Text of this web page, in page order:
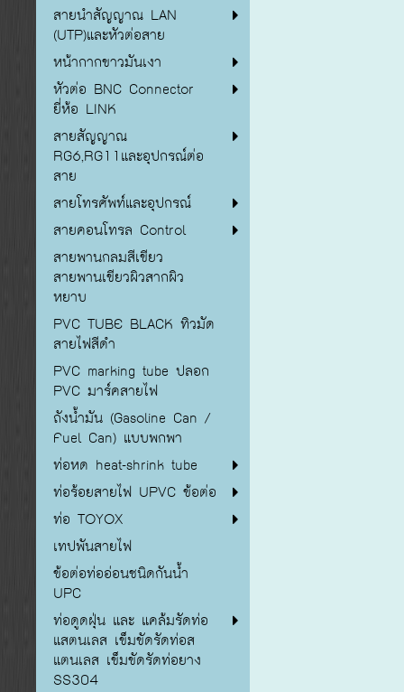
สายนำสัญญาณ LAN
(UTP)และหัวต่อสาย
หน้ากากขาวมันเงา
หัวต่อ BNC Connector
ยี่ห้อ LINK
สายสัญญาณ
RG6,RG11และอุปกรณ์ต่อ
สาย
สายโทรศัพท์และอุปกรณ์
สายคอนโทรล Control
สายพานกลมสีเขียว
สายพานเขียวผิวสากผิว
หยาบ
PVC TUBE BLACK ทิวมัด
สายไฟสีดำ
PVC marking tube ปลอก
PVC มาร์คสายไฟ
ถังน้ำมัน (Gasoline Can /
Fuel Can) แบบพกพา
ท่อหด heat-shrink tube
ท่อร้อยสายไฟ UPVC ข้อต่อ
ท่อ TOYOX
เทปพันสายไฟ
ข้อต่อท่ออ่อนชนิดกันน้ำ
UPC
ท่อดูดฝุ่น และ แคล้มรัดท่อ
แสตนเลส เข็มขัดรัดท่อส
แตนเลส เข็มขัดรัดท่อยาง
SS304